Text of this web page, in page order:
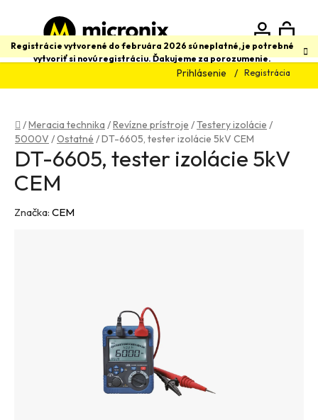
obsah
Registrácie vytvorené do februára 2026 sú neplatné, je potrebné
vytvoriť si novú registráciu. Ďakujeme za porozumenie.
Prihlásenie Registrácia
Hľadať
Domov
/Meracia technika /Revízne prístroje /Testery izolácie /
5000V /Ostatné /DT-6605, tester izolácie 5kV CEM
DT-6605, tester izolácie 5kV
CEM
Značka: CEM